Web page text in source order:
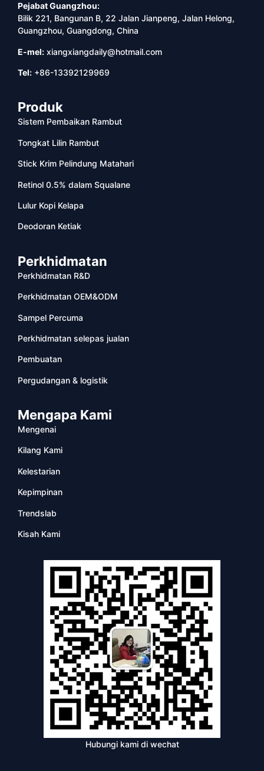
Pejabat Guangzhou:
Bilik 221, Bangunan B, 22 Jalan Jianpeng, Jalan Helong,
Guangzhou, Guangdong, China
E-mel: xiangxiangdaily@hotmail.com
Tel: +86-13392129969
Produk
Sistem Pembaikan Rambut
Tongkat Lilin Rambut
Stick Krim Pelindung Matahari
Retinol 0.5% dalam Squalane
Lulur Kopi Kelapa
Deodoran Ketiak
Perkhidmatan
Perkhidmatan R&D
Perkhidmatan OEM&ODM
Sampel Percuma
Perkhidmatan selepas jualan
Pembuatan
Pergudangan & logistik
Mengapa Kami
Mengenai
Kilang Kami
Kelestarian
Kepimpinan
Trendslab
Kisah Kami
Hubungi kami di wechat